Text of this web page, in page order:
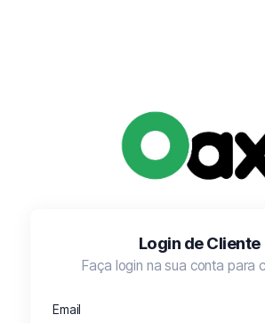
Login de Cliente
Faça login na sua conta para
Email